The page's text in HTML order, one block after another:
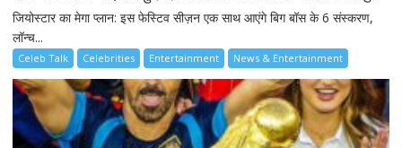
जियोस्टार का मेगा प्लान: इस फेस्टिव सीज़न एक साथ आएंगे बिग बॉस के 6 संस्करण,
लॉन्च...
Celeb Talk Celebrities Entertainment News & Entertainment